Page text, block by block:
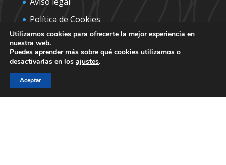
Política de Cookies
Política de privacidad
Contáctanos para más información
Utilizamos cookies para ofrecerte la mejor experiencia en
nuestra web.
Puedes aprender más sobre qué cookies utilizamos o
desactivarlas en los ajustes.
Aceptar